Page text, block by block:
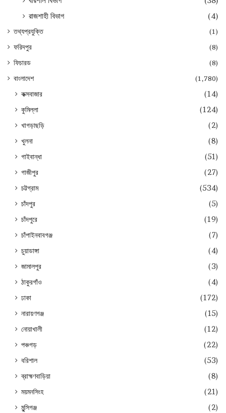
রাজশাহী বিভাগ
(4)
তথ্যপ্রযুক্তি
(1)
ফরিদপুর
(8)
ফিচারড
(8)
বাংলাদেশ
(1,780)
কক্সবাজার
(14)
কুমিল্লা
(124)
খাগড়াছড়ি
(2)
খুলনা
(8)
গাইবান্ধা
(51)
গাজীপুর
(27)
চট্টগ্রাম
(534)
চাঁদপুর
(5)
চাঁদপুরে
(19)
চাঁপাইনবাবগঞ্জ
(7)
চুয়াডাঙ্গা
(4)
জামালপুর
(3)
ঠাকুরগাঁও
(4)
ঢাকা
(172)
নারায়ণগঞ্জ
(15)
নোয়াখালী
(12)
পঞ্চগড়
(22)
বরিশাল
(53)
ব্রাহ্মণবাড়িয়া
(8)
ময়মনসিংহ
(21)
মুন্সিগঞ্জ
(2)